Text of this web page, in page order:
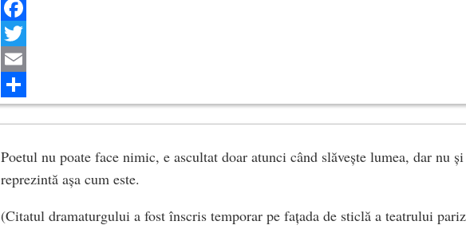
Facebook
Twitter
Email
Share
Poetul nu poate face nimic, e ascultat doar atunci când slăvește lumea, dar nu
reprezintă așa cum este.
(Citatul dramaturgului a fost înscris temporar pe fațada de sticlă a teatrului